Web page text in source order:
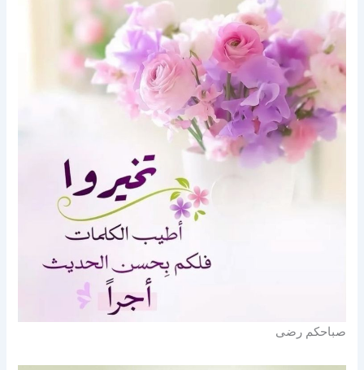
صباحكم رضى